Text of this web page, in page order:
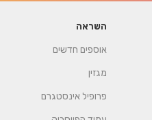
השראה
אוספים חדשים
מגזין
פרופיל אינסטגרם